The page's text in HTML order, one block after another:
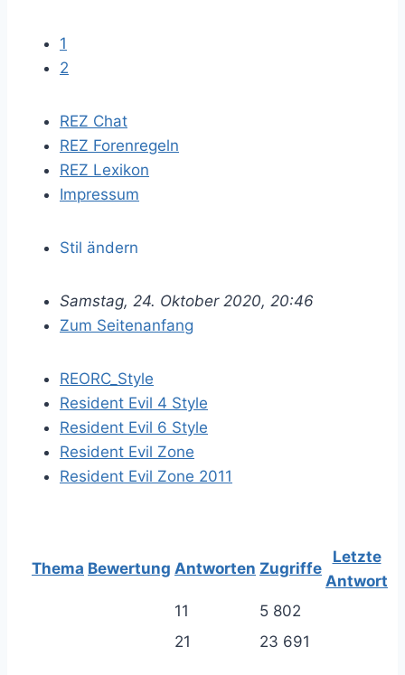
1
2
REZ Chat
REZ Forenregeln
REZ Lexikon
Impressum
Stil ändern
Samstag, 24. Oktober 2020, 20:46
Zum Seitenanfang
REORC_Style
Resident Evil 4 Style
Resident Evil 6 Style
Resident Evil Zone
Resident Evil Zone 2011
Thema Bewertung Antworten Zugriffe
Letzte
Antwort
11
5 802
21
23 691